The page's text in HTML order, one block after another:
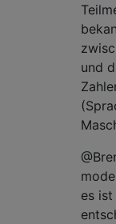
und
es